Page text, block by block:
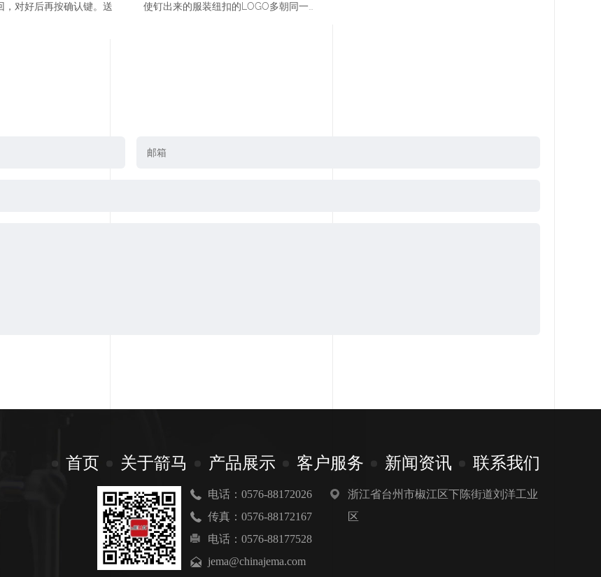
对好后再按确认键。送
使钉出来的服装纽扣的LOGO多朝同一...
首页 关于箭马 产品展示 客户服务 新闻资讯 联系我们
电话：0576-88172026
传真：0576-88172167
电话：0576-88177528
jema@chinajema.com
浙江省台州市椒江区下陈街道刘洋工业
区